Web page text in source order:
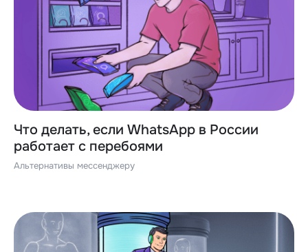
Что делать, если WhatsApp в России
работает с перебоями
Альтернативы мессенджеру